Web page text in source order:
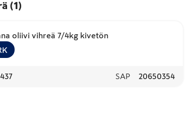
(1 )
oliivi vihreä 7/4kg kivetön
SAP 20650354